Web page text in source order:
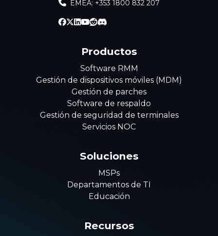
EMEA: +353 1800 832 207
Productos
Software RMM
Gestión de dispositivos móviles (MDM)
Gestión de parches
Software de respaldo
Gestión de seguridad de terminales
Servicios NOC
Soluciones
MSPs
Departamentos de TI
Educación
Recursos